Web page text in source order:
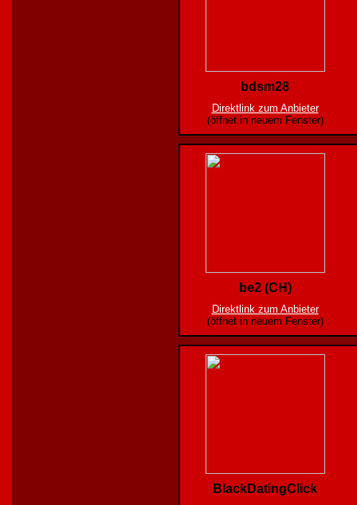
bdsm28
Direktlink zum Anbieter
(öffnet in neuem Fenster)
be2 (CH)
Direktlink zum Anbieter
(öffnet in neuem Fenster)
BlackDatingClick